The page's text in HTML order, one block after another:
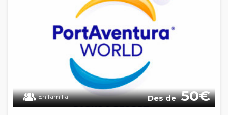
En família Des de 50